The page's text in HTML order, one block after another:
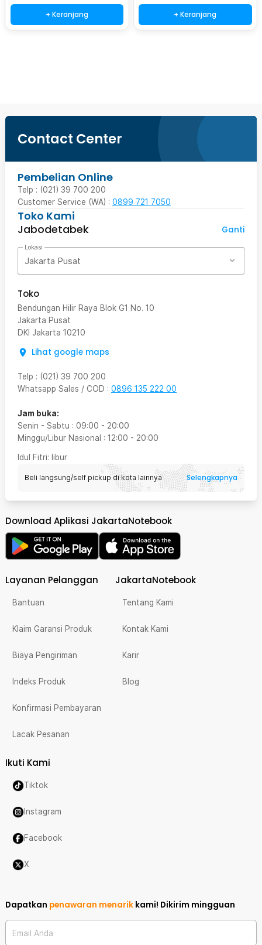
+ Keranjang + Keranjang
Contact Center
Pembelian Online
Telp : (021) 39 700 200
Customer Service (WA) : 0899 721 7050
Toko Kami
Jabodetabek
Ganti
Lokasi
Jakarta Pusat
Toko
Bendungan Hilir Raya Blok G1 No. 10
Jakarta Pusat
DKI Jakarta 10210
Lihat google maps
Telp : (021) 39 700 200
Whatsapp Sales / COD : 0896 135 222 00
Jam buka:
Senin - Sabtu : 09:00 - 20:00
Minggu/Libur Nasional : 12:00 - 20:00
Idul Fitri: libur
Beli langsung/self pickup di kota lainnya Selengkapnya
Download Aplikasi JakartaNotebook
Layanan Pelanggan
Bantuan
Klaim Garansi Produk
Biaya Pengiriman
Indeks Produk
Konfirmasi Pembayaran
Lacak Pesanan
JakartaNotebook
Tentang Kami
Kontak Kami
Karir
Blog
Ikuti Kami
Tiktok
Instagram
Facebook
X
Dapatkan penawaran menarik kami! Dikirim mingguan
Email Anda